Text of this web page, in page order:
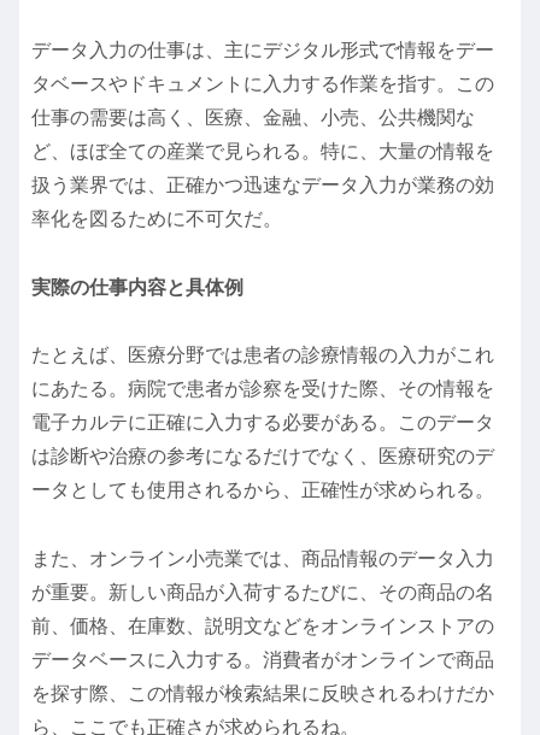
データ入力の仕事は、主にデジタル形式で情報をデー
タベースやドキュメントに入力する作業を指す。この
仕事の需要は高く、医療、金融、小売、公共機関な
ど、ほぼ全ての産業で見られる。特に、大量の情報を
扱う業界では、正確かつ迅速なデータ入力が業務の効
率化を図るために不可欠だ。
実際の仕事内容と具体例
たとえば、医療分野では患者の診療情報の入力がこれ
にあたる。病院で患者が診察を受けた際、その情報を
電子カルテに正確に入力する必要がある。このデータ
は診断や治療の参考になるだけでなく、医療研究のデ
ータとしても使用されるから、正確性が求められる。
また、オンライン小売業では、商品情報のデータ入力
が重要。新しい商品が入荷するたびに、その商品の名
前、価格、在庫数、説明文などをオンラインストアの
データベースに入力する。消費者がオンラインで商品
を探す際、この情報が検索結果に反映されるわけだか
ら、ここでも正確さが求められるね。